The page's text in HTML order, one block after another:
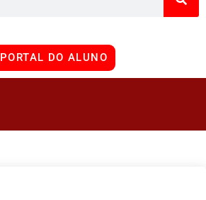
PORTAL DO ALUNO